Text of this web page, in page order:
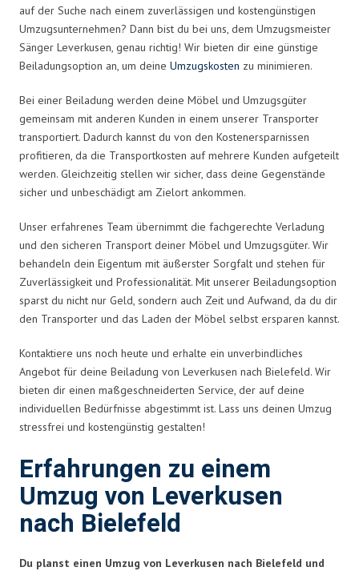
auf der Suche nach einem zuverlässigen und kostengünstigen
Umzugsunternehmen? Dann bist du bei uns, dem Umzugsmeister
Sänger Leverkusen, genau richtig! Wir bieten dir eine günstige
Beiladungsoption an, um deine Umzugskosten zu minimieren.
Bei einer Beiladung werden deine Möbel und Umzugsgüter
gemeinsam mit anderen Kunden in einem unserer Transporter
transportiert. Dadurch kannst du von den Kostenersparnissen
profitieren, da die Transportkosten auf mehrere Kunden aufgeteilt
werden. Gleichzeitig stellen wir sicher, dass deine Gegenstände
sicher und unbeschädigt am Zielort ankommen.
Unser erfahrenes Team übernimmt die fachgerechte Verladung
und den sicheren Transport deiner Möbel und Umzugsgüter. Wir
behandeln dein Eigentum mit äußerster Sorgfalt und stehen für
Zuverlässigkeit und Professionalität. Mit unserer Beiladungsoption
sparst du nicht nur Geld, sondern auch Zeit und Aufwand, da du dir
den Transporter und das Laden der Möbel selbst ersparen kannst.
Kontaktiere uns noch heute und erhalte ein unverbindliches
Angebot für deine Beiladung von Leverkusen nach Bielefeld. Wir
bieten dir einen maßgeschneiderten Service, der auf deine
individuellen Bedürfnisse abgestimmt ist. Lass uns deinen Umzug
stressfrei und kostengünstig gestalten!
Erfahrungen zu einem
Umzug von Leverkusen
nach Bielefeld
Du planst einen Umzug von Leverkusen nach Bielefeld und